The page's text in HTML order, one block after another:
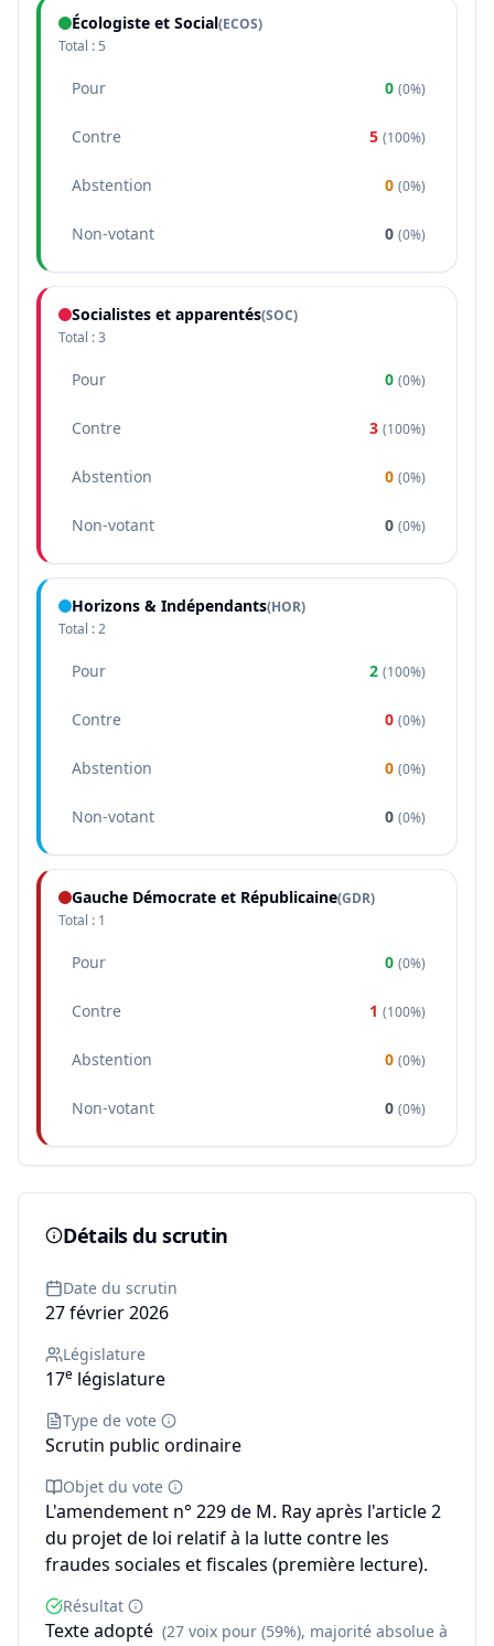
Écologiste et Social(ECOS)
Total : 5
Pour 0 (0%)
Contre 5 (100%)
Abstention 0 (0%)
Non-votant 0 (0%)
Socialistes et apparentés(SOC)
Total :3
Pour 0 (0%)
Contre 3 (100%)
Abstention 0 (0%)
Non-votant 0 (0%)
Horizons & Indépendants(HOR)
Total :2
Pour 2 (100%)
Contre 0 (0%)
Abstention 0 (0%)
Non-votant 0 (0%)
Gauche Démocrate et Républicaine(GDR)
Total : 1
Pour 0 (0%)
Contre 1 (100%)
Abstention 0 (0%)
Non-votant 0 (0%)
Détails du scrutin
Date du scrutin
27 février 2026
Législature
17e législature
Type de vote
Scrutin public ordinaire
Objet du vote
L'amendement n° 229 de M. Ray après l'article 2
du projet de loi relatif à la lutte contre les
fraudes sociales et fiscales (première lecture).
Résultat
Texte adopté (27 voix pour (59%), majorité absolue à